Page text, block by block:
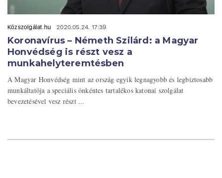
Közszolgálat.hu 2020.05.24. 17:39
Koronavírus – Németh Szilárd: a Magyar
Honvédség is részt vesz a
munkahelyteremtésben
A Magyar Honvédség mint az ország egyik legnagyobb és legbiztosabb
munkáltatója a speciális önkéntes tartalékos katonai szolgálat
bevezetésével vesz részt ...